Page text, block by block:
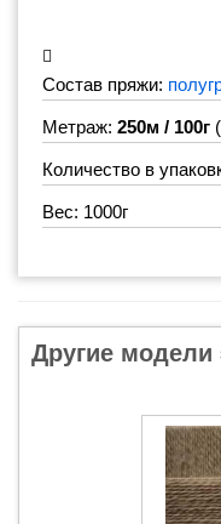
Состав пряжи:
Метраж: 250м / 100г
Количество в
Вес: 1000г
Другие модели